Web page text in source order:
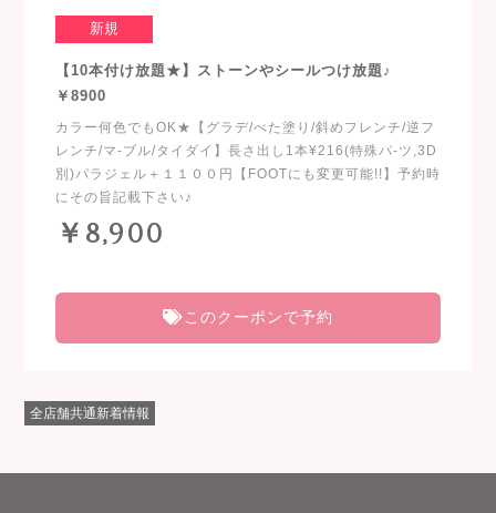
新規
【10本付け放題★】ストーンやシールつけ放題♪
￥8900
カラー何色でもOK★【グラデ/べた塗り/斜めフレンチ/逆フ
レンチ/マ-ブル/タイダイ】長さ出し1本¥216(特殊パ-ツ,3D
別)パラジェル＋１１００円【FOOTにも変更可能!!】予約時
にその旨記載下さい♪
￥8,900
このクーポンで予約
全店舗共通新着情報